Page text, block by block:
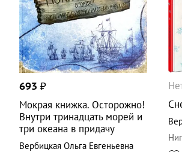
693 ₽
Мокрая книжка. Осторожно!
Внутри тринадцать морей и
три океана в придачу
Вербицкая Ольга Евгеньевна